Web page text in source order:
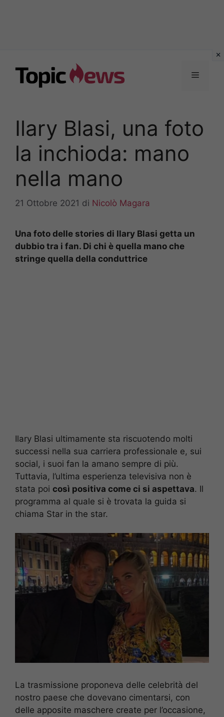
contenuto
Menu
Ilary Blasi, una foto
la inchioda: mano
nella mano
21 Ottobre 2021 di Nicolò Magara
Una foto delle stories di Ilary Blasi getta un
dubbio tra i fan. Di chi è quella mano che
stringe quella della conduttrice
Ilary Blasi ultimamente sta riscuotendo molti
successi nella sua carriera professionale e, sui
social, i suoi fan la amano sempre di più.
Tuttavia, l’ultima esperienza televisiva non è
stata poi così positiva come ci si aspettava. Il
programma al quale si è trovata la guida si
chiama Star in the star.
La trasmissione proponeva delle celebrità del
nostro paese che dovevano cimentarsi, con
delle apposite maschere create per l’occasione,